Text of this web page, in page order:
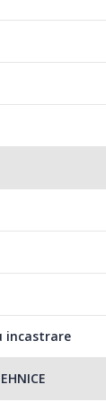
gratar savuros
Doriti
carne,
incastrare